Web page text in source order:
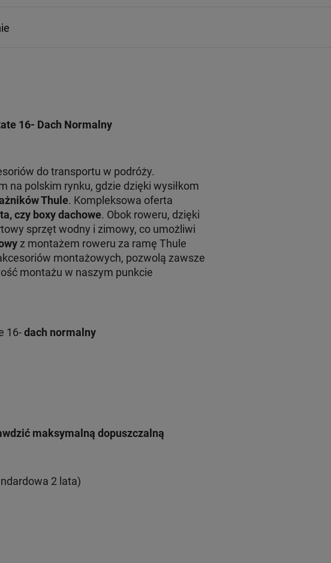
16- Dach Normalny
do transportu w podróży.
na polskim rynku, gdzie dzięki wysiłkom
Thule. Kompleksowa oferta
czy boxy dachowe. Obok roweru, dzięki
sprzęt wodny i zimowy, co umożliwi
z montażem roweru za ramę Thule
montażowych, pozwolą zawsze
montażu w naszym punkcie
16-dach normalny
maksymalną dopuszczalną
2 lata)